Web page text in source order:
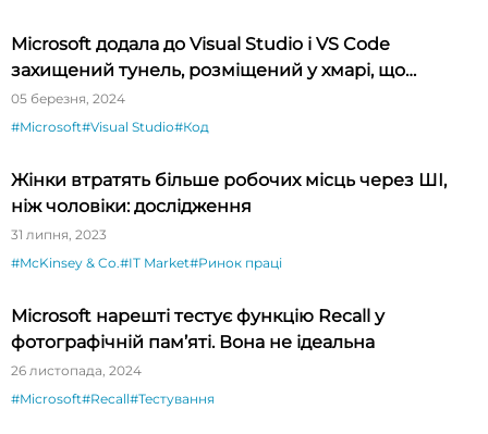
Microsoft додала до Visual Studio і VS Code
захищений тунель, розміщений у хмарі, що
спрощує тестування API
05 березня, 2024
#Microsoft#Visual Studio#Код
Жінки втратять більше робочих місць через ШІ,
ніж чоловіки: дослідження
31 липня, 2023
#McKinsey & Co.#IT Market#Ринок праці
Microsoft нарешті тестує функцію Recall у
фотографічній пам’яті. Вона не ідеальна
26 листопада, 2024
#Microsoft#Recall#Тестування